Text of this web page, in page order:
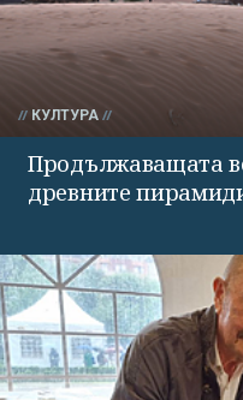
КУЛТУРА
Продължаващата
древните